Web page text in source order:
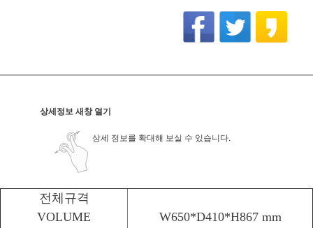
상세정보 새창 열기
상세 정보를 확대해 보실 수 있습니다.
전체규격
VOLUME
W650*D410*H867 mm